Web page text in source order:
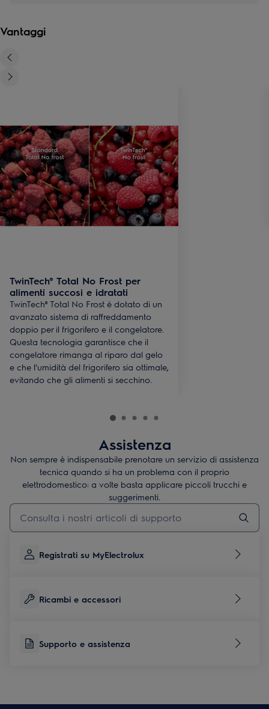
Vantaggi
TwinTech® Total No Frost per
alimenti succosi e idratati
TwinTech® Total No Frost è dotato di un
avanzato sistema di raffreddamento
doppio per il frigorifero e il congelatore.
Questa tecnologia garantisce che il
congelatore rimanga al riparo dal gelo
e che l'umidità del frigorifero sia ottimale,
evitando che gli alimenti si secchino.
Assistenza
Non sempre è indispensabile prenotare un servizio di assistenza
tecnica quando si ha un problema con il proprio
elettrodomestico: a volte basta applicare piccoli trucchi e
suggerimenti.
Digita per cercare articoli di supporto
Registrati su MyElectrolux
Ricambi e accessori
Supporto e assistenza